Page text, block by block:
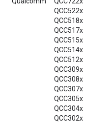
QCC522x
QCC518x
QCC517x
QCC515x
QCC514x
QCC512x
QCC309x
QCC308x
QCC307x
QCC305x
QCC304x
QCC302x